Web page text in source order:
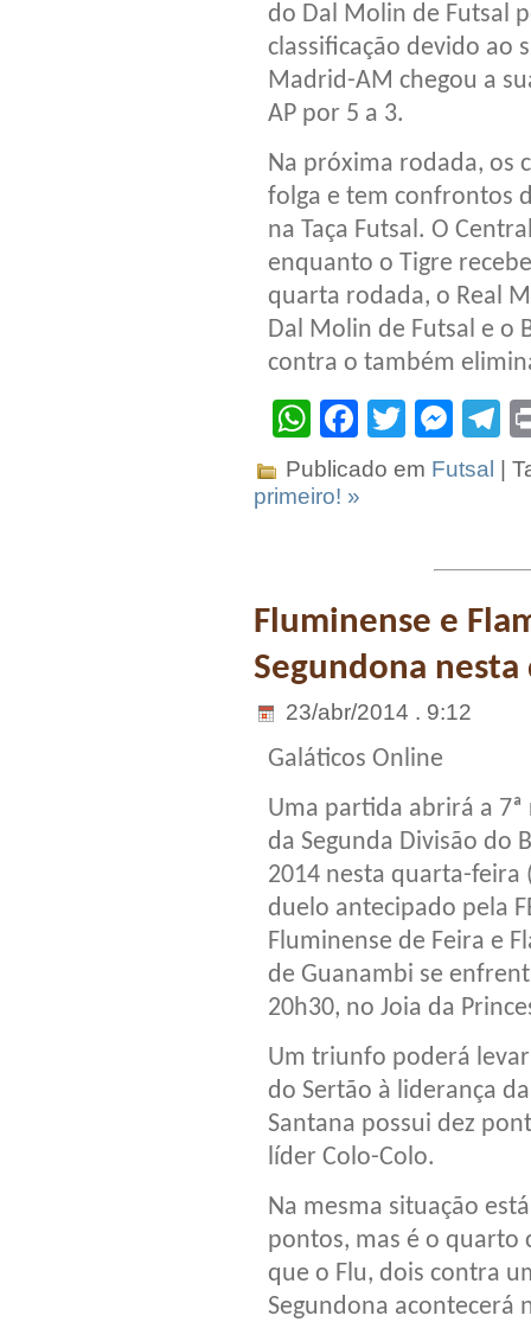
do Dal Molin de Futsal
classificação devido ao
Madrid-AM chegou a
AP por 5 a 3.
Na próxima rodada, os
folga e tem confrontos
na Taça Futsal. O
enquanto o Tigre
quarta rodada, o Real
Dal Molin de Futsal e o
contra o também
WhatsApp
Facebook
Twitter
Publicado em Futsal
|
primeiro! »
Fluminense e
Segundona
23/abr/2014 . 9:12
Galáticos Online
Uma partida abrirá a 7ª
da Segunda Divisão do
2014 nesta quarta-feira
duelo antecipado pela
Fluminense de Feira e
de Guanambi se
20h30, no Joia da
Um triunfo poderá
do Sertão à liderança
Santana possui dez
líder Colo-Colo.
Na mesma situação
pontos, mas é o quarto
que o Flu, dois contra
Segundona acontecerá